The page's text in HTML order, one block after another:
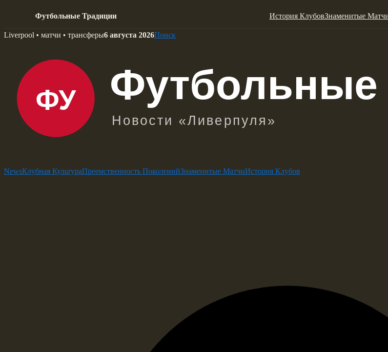
Футбольные Традиции История КлубовЗнаменитые
Skip
Liverpool • матчи • трансферы6 августа 2026Поиск
NewsКлубная КультураПреемственность ПоколенийЗнаменитые МатчиИстория Клубов